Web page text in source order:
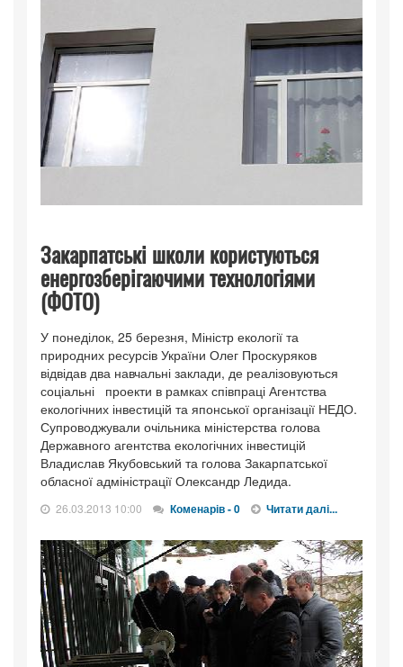
Закарпатські школи користуються
енергозберігаючими технологіями
(ФОТО)
У понеділок, 25 березня, Міністр екології та
природних ресурсів України Олег Проскуряков
відвідав два навчальні заклади, де реалізовуються
соціальні проекти в рамках співпраці Агентства
екологічних інвестицій та японської організації НЕДО.
Супроводжували очільника міністерства голова
Державного агентства екологічних інвестицій
Владислав Якубовський та голова Закарпатської
обласної адміністрації Олександр Ледида.
26.03.2013 10:00 Коменарів - 0 Читати далі...